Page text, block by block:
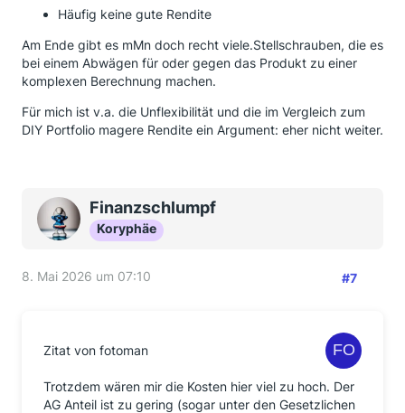
Häufig keine gute Rendite
Am Ende gibt es mMn doch recht viele.Stellschrauben, die es
bei einem Abwägen für oder gegen das Produkt zu einer
komplexen Berechnung machen.
Für mich ist v.a. die Unflexibilität und die im Vergleich zum
DIY Portfolio magere Rendite ein Argument: eher nicht weiter.
Finanzschlumpf
Koryphäe
8. Mai 2026 um 07:10 #7
Zitat von fotoman
Trotzdem wären mir die Kosten hier viel zu hoch. Der
AG Anteil ist zu gering (sogar unter den Gesetzlichen